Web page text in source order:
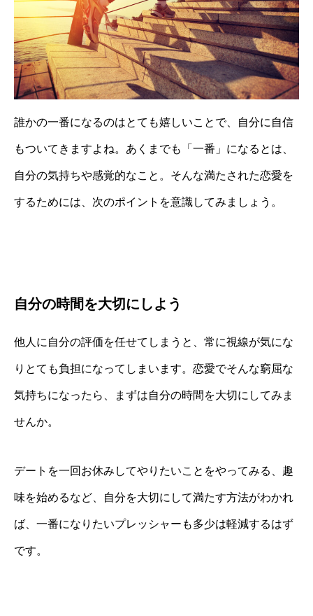
誰かの一番になるのはとても嬉しいことで、自分に自信
もついてきますよね。あくまでも「一番」になるとは、
自分の気持ちや感覚的なこと。そんな満たされた恋愛を
するためには、次のポイントを意識してみましょう。
自分の時間を大切にしよう
他人に自分の評価を任せてしまうと、常に視線が気にな
りとても負担になってしまいます。恋愛でそんな窮屈な
気持ちになったら、まずは自分の時間を大切にしてみま
せんか。
デートを一回お休みしてやりたいことをやってみる、趣
味を始めるなど、自分を大切にして満たす方法がわかれ
ば、一番になりたいプレッシャーも多少は軽減するはず
です。